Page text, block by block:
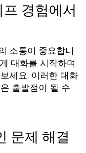
경험에서
소통이 중요합니
대화를 시작하며
세요. 이러한 대화
출발점이 될 수
문제 해결